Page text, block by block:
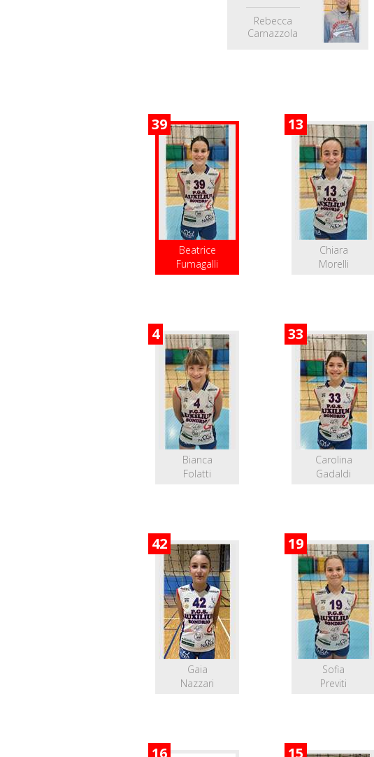
Rebecca
Carnazzola
39
Beatrice
Fumagalli
13
Chiara
Morelli
4
Bianca
Folatti
33
Carolina
Gadaldi
42
Gaia
Nazzari
19
Sofia
Previti
16 15